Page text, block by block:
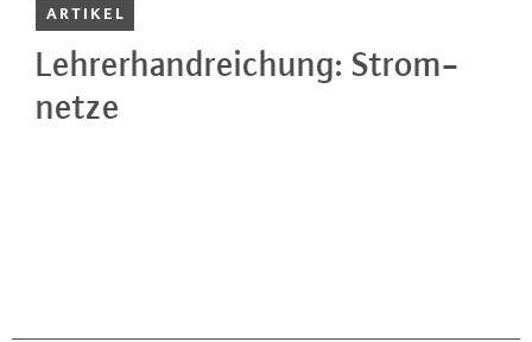
ARTIKEL
Leh­rer­hand­rei­chung: Strom­
net­ze